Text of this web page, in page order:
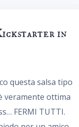
in
questa salsa tipo
veramente ottima
FERMI TUTTI.